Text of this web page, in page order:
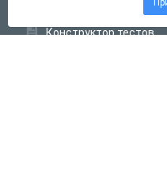
Конструктор тестов